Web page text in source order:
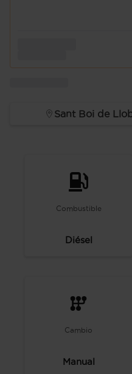
Sant Boi de
Combustible
Diésel
Cambio
Manual